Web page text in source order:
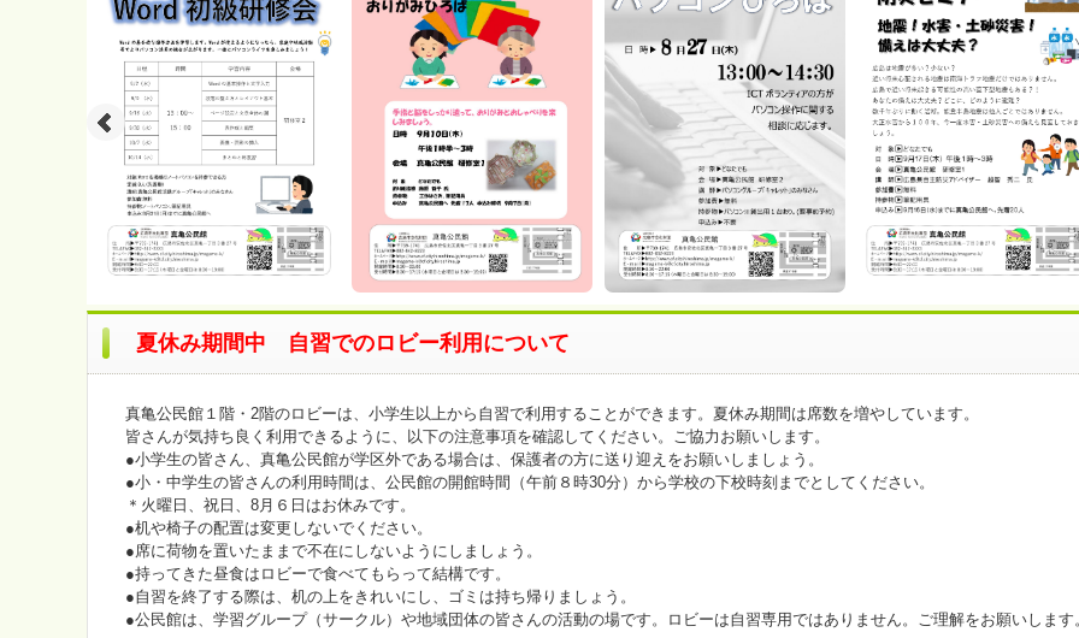
夏休み期間中 自習でのロビー利用について
真亀公民館１階・2階のロビーは、小学生以上から自習で利用することができます。夏休み期間は席数を増やしています。
皆さんが気持ち良く利用できるように、以下の注意事項を確認してください。ご協力お願いします。
●小学生の皆さん、真亀公民館が学区外である場合は、保護者の方に送り迎えをお願いしましょう。
●小・中学生の皆さんの利用時間は、公民館の開館時間（午前８時30分）から学校の下校時刻までとしてください。
＊火曜日、祝日、8月６日はお休みです。
●机や椅子の配置は変更しないでください。
●席に荷物を置いたままで不在にしないようにしましょう。
●持ってきた昼食はロビーで食べてもらって結構です。
●自習を終了する際は、机の上をきれいにし、ゴミは持ち帰りましょう。
●公民館は、学習グループ（サークル）や地域団体の皆さんの活動の場です。ロビーは自習専用ではありません。ご理解をお願いします